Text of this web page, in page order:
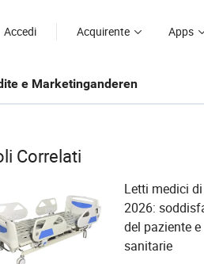
Accedi Acquirente Apps
e Marketinganderen
Correlati
Letti medici
2026:
del paziente
sanitarie